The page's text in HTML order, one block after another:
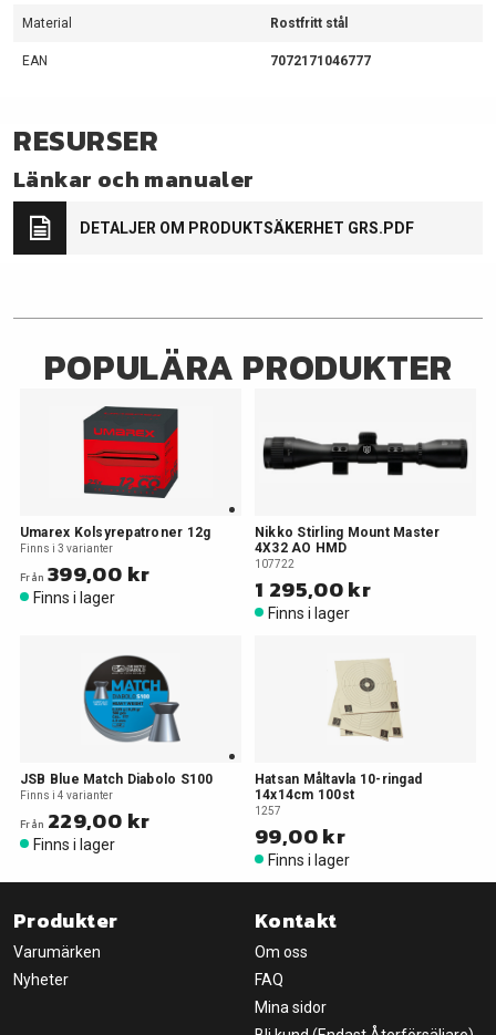
Material Rostfritt stål
EAN 7072171046777
RESURSER
Länkar och manualer
DETALJER OM PRODUKTSÄKERHET GRS.PDF
POPULÄRA PRODUKTER
Umarex Kolsyrepatroner 12g
Finns i 3 varianter
Från 399,00 kr
Finns i lager
Nikko Stirling Mount Master
4X32 AO HMD
107722
1 295,00 kr
Finns i lager
JSB Blue Match Diabolo S100
Finns i 4 varianter
Från 229,00 kr
Finns i lager
Hatsan Måltavla 10-ringad
14x14cm 100st
1257
99,00 kr
Finns i lager
Produkter
Varumärken
Nyheter
Kontakt
Om oss
FAQ
Mina sidor